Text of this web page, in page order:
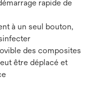
rapide de
à un seul bouton,
des composites
être déplacé et